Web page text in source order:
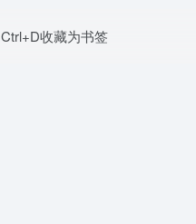
Ctrl+D收藏为书签